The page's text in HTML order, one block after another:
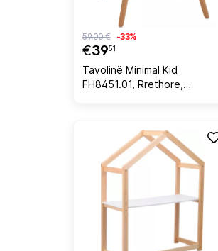
€3951
59,00 € -33%
Tavolinë Minimal Kid
FH8451.01, Rrethore,